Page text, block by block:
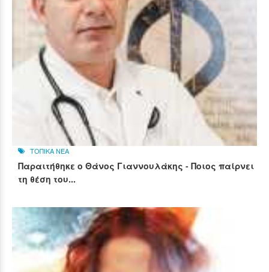
ΤΟΠΙΚΑ ΝΕΑ
Παραιτήθηκε ο Θάνος Γιαννουλάκης - Ποιος παίρνει
τη θέση του...